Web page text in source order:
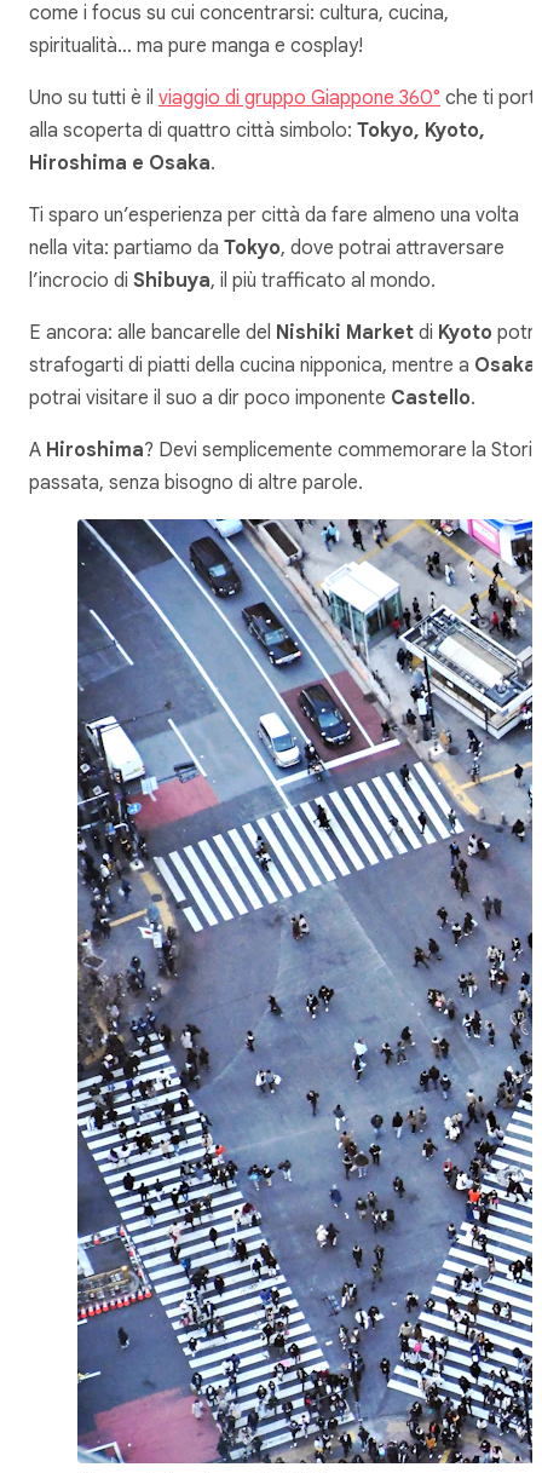
come i focus su cui concentrarsi: cultura, cucina,
spiritualità… ma pure manga e cosplay!
Uno su tutti è il viaggio di gruppo Giappone 360° che ti
alla scoperta di quattro città simbolo: Tokyo, Kyoto,
Hiroshima e Osaka.
Ti sparo un’esperienza per città da fare almeno una volta
nella vita: partiamo da Tokyo, dove potrai attraversare
l’incrocio di Shibuya, il più trafficato al mondo.
E ancora: alle bancarelle del Nishiki Market di Kyoto
strafogarti di piatti della cucina nipponica, mentre a Osaka
potrai visitare il suo a dir poco imponente Castello.
A Hiroshima? Devi semplicemente commemorare la Storia
passata, senza bisogno di altre parole.